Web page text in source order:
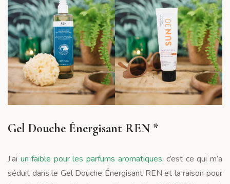
Gel Douche Énergisant REN *
J’ai un faible pour les parfums aromatiques, c’est ce qui m’a
séduit dans le Gel Douche Énergisant REN et la raison pour